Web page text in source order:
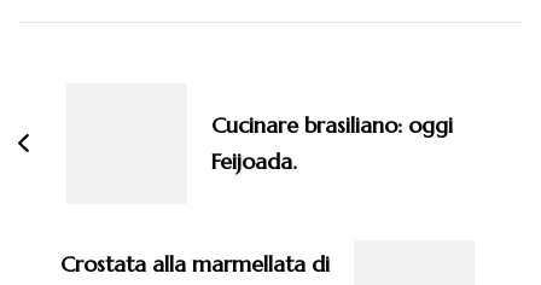
Cucinare brasiliano: oggi
Feijoada.
Crostata alla marmellata di